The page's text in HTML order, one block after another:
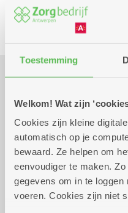
Toestemming
Welkom! Wat zijn
Cookies zijn kleine
automatisch op je
bewaard. Ze helpen om
eenvoudiger te maken.
gegevens om in te loggen
voeren. Cookies zijn niet
Markt
Praktisch
vrijdag 7 augustus
Prijs: gratis en
Iedereen is